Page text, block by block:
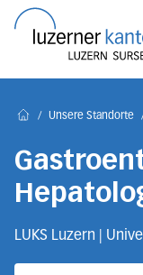
/ Unsere Standorte
LUKS Luzern |